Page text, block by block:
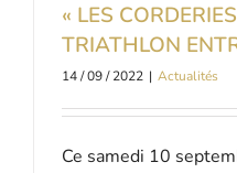
« LES
TRIATHLON
14 / 09 / 2022 | Actualités
Ce samedi 10